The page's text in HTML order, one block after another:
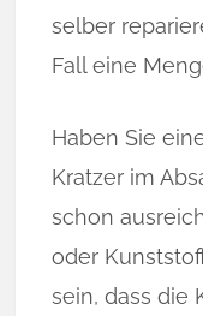
selber
Fall eine
Haben Sie
Kratzer im
schon
oder
sein, dass die